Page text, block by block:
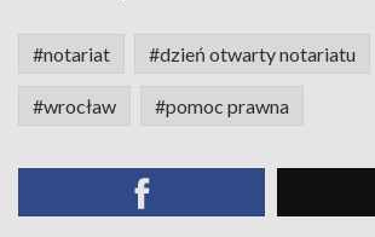
#notariat #dzień otwarty notariatu
#wrocław #pomoc prawna